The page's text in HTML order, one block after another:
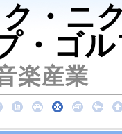
・ニ
・ゴ
楽産業